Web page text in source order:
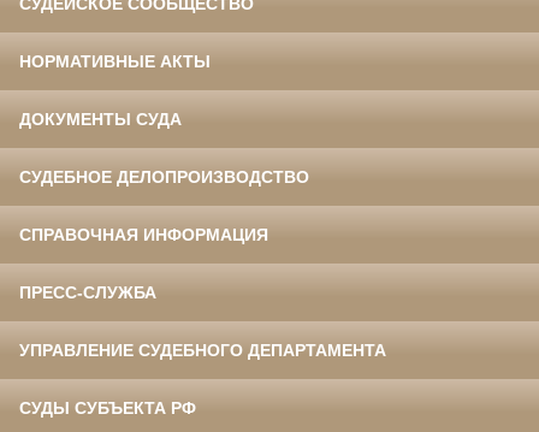
НОРМАТИВНЫЕ АКТЫ
ДОКУМЕНТЫ СУДА
СУДЕБНОЕ ДЕЛОПРОИЗВОДСТВО
СПРАВОЧНАЯ ИНФОРМАЦИЯ
ПРЕСС-СЛУЖБА
УПРАВЛЕНИЕ СУДЕБНОГО ДЕПАРТАМЕНТА
СУДЫ СУБЪЕКТА РФ